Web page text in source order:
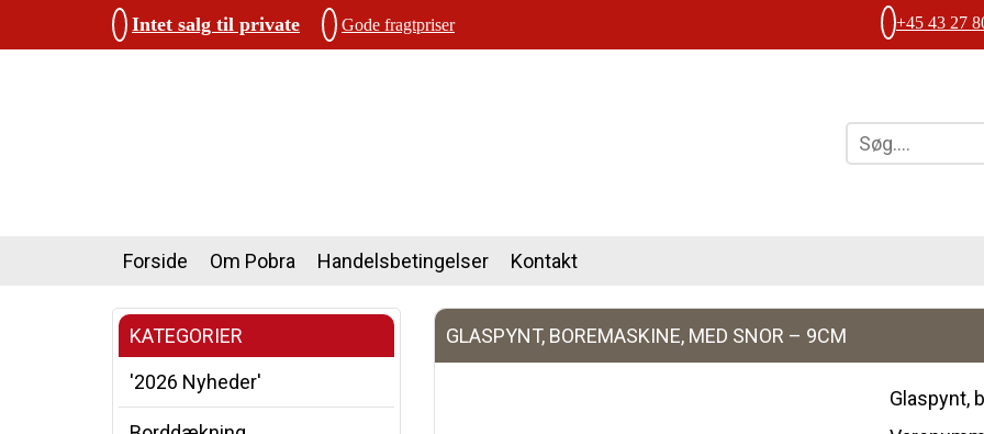
Intet salg til private Gode fragtpriser +45 43 27
Forside Om Pobra Handelsbetingelser Kontakt
KATEGORIER
'2026 Nyheder'
GLASPYNT, BOREMASKINE, MED SNOR – 9CM
Glaspynt,